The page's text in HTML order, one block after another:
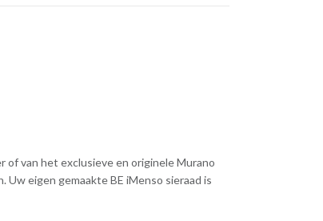
of van het exclusieve en originele Murano
eigen gemaakte BE iMenso sieraad is